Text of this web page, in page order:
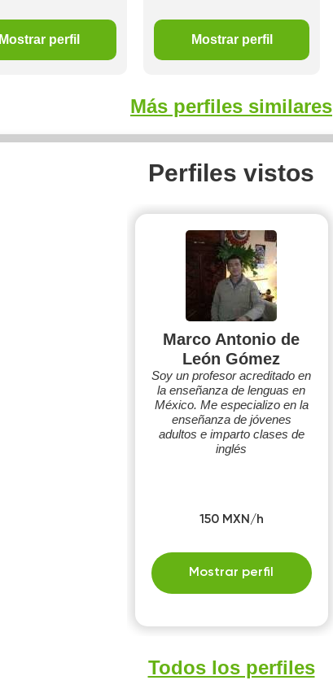
Mostrar perfil Mostrar perfil
Más perfiles similares
Perfiles vistos
Marco Antonio de
León Gómez
Soy un profesor acreditado en
la enseñanza de lenguas en
México. Me especializo en la
enseñanza de jóvenes
adultos e imparto clases de
inglés
150 MXN/h
Mostrar perfil
Todos los perfiles